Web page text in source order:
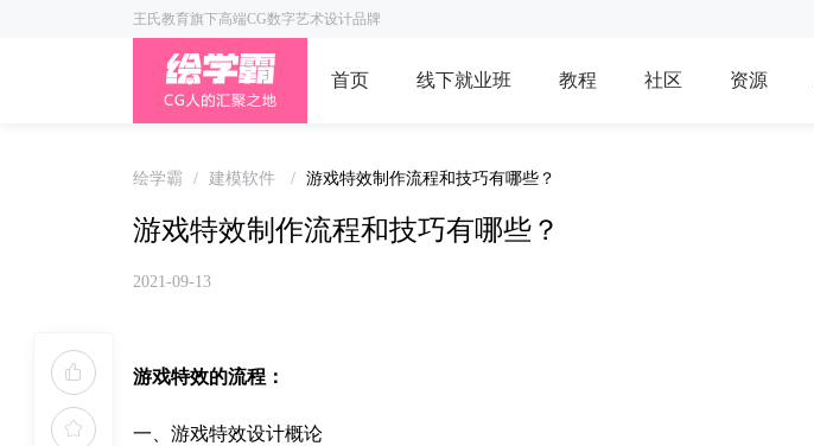
王氏教育旗下高端CG数字艺术设计品牌
首页 线下就业班 教程 社区 资源
绘学霸 / 建模软件 / 游戏特效制作流程和技巧有哪些？
游戏特效制作流程和技巧有哪些？
2021-09-13
游戏特效的流程：
一、游戏特效设计概论